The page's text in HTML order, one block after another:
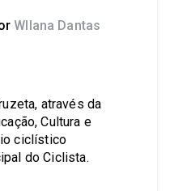
Wllana Dantas
através da
Cultura e
ciclístico
do Ciclista.